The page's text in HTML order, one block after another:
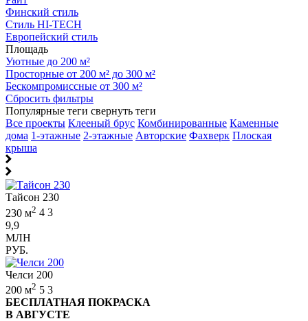
Финский стиль
Стиль HI-TECH
Европейский стиль
Площадь
Уютные до 200 м²
Просторные от 200 м² до 300 м²
Бескомпромиссные от 300 м²
Сбросить фильтры
Популярные теги свернуть теги
Все проекты Клееный брус Комбинированные Каменные
дома 1-этажные 2-этажные Авторские Фахверк Плоская
крыша
Тайсон 230
230 м2 4 3
9,9
МЛН
РУБ.
Челси 200
200 м2 5 3
БЕСПЛАТНАЯ ПОКРАСКА
В АВГУСТЕ